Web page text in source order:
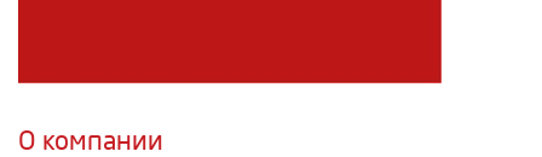
О компании